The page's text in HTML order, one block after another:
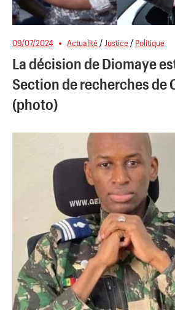
09/07/2024 Actualité / Justice / Politique
La décision de Diomaye
Section de recherches de
(photo)